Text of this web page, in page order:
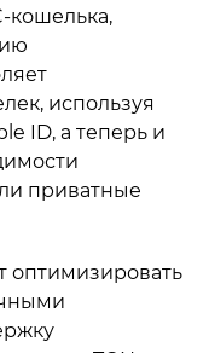
кошелька,
используя
ID, а теперь и
приватные
оптимизировать